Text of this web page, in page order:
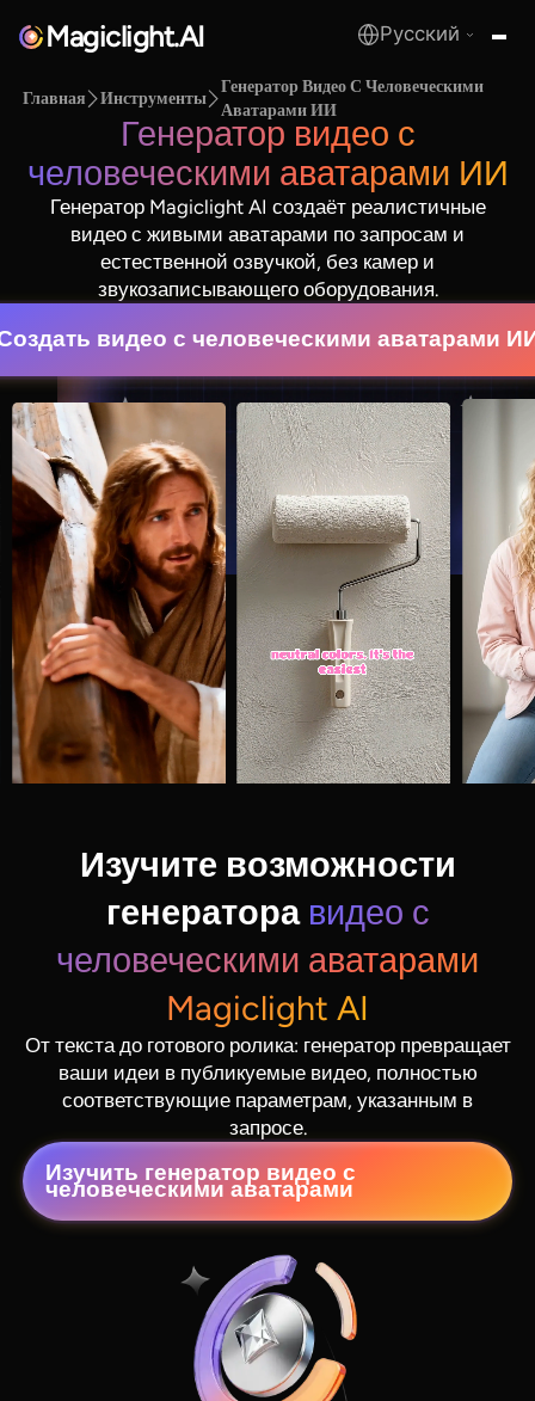
Magiclight.AI Русский
Главная Инструменты
Генератор Видео С Человеческими
Аватарами ИИ
Генератор видео с
человеческими аватарами ИИ
Генератор Magiclight AI создаёт реалистичные
видео с живыми аватарами по запросам и
естественной озвучкой, без камер и
звукозаписывающего оборудования.
видео с человеческими аватарами
Изучите возможности
генератора видео с
человеческими аватарами
Magiclight AI
От текста до готового ролика: генератор превращает
ваши идеи в публикуемые видео, полностью
соответствующие параметрам, указанным в
запросе.
Изучить генератор видео с
человеческими аватарами